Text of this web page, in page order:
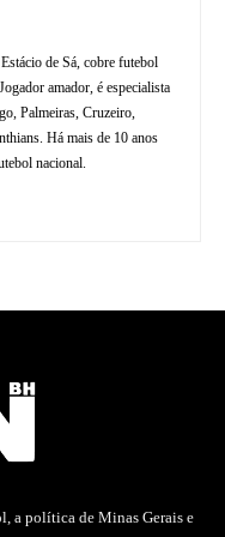
de Sá, cobre futebol
amador, é especialista
Palmeiras, Cruzeiro,
Há mais de 10 anos
nacional.
a política de Minas Gerais e